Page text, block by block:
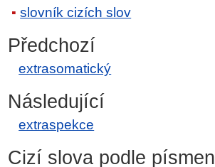
slovník cizích slov
Předchozí
extrasomatický
Následující
extraspekce
Cizí slova podle písmen